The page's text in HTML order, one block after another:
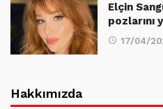
Elçin
pozlarını
17/04/
Hakkımızda